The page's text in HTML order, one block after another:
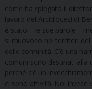
come ha spiegato il
lavoro dell’Arcidiocesi di
è stato – le sue parole –
si muovono nei territori
delle comunità. C’è una
comuni sono destinati alla
perché c’è un
ci sono attività. Noi invece